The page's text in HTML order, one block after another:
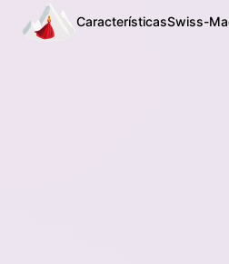
CaracterísticasSwiss-